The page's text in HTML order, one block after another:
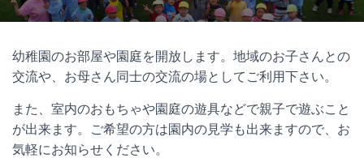
幼稚園のお部屋や園庭を開放します。地域のお子さんとの
交流や、お母さん同士の交流の場としてご利用下さい。
また、室内のおもちゃや園庭の遊具などで親子で遊ぶこと
が出来ます。ご希望の方は園内の見学も出来ますので、お
気軽にお知らせください。